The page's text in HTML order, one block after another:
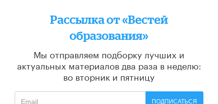
Рассылка от «Вестей
образования»
Мы отправляем подборку лучших и
актуальных материалов два раза в неделю:
во вторник и пятницу
ПОДПИСАТЬСЯ